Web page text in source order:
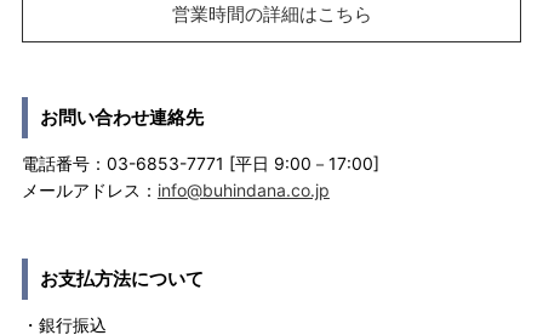
営業時間の詳細はこちら
お問い合わせ連絡先
電話番号：03-6853-7771 [平日 9:00－17:00]
メールアドレス： info@buhindana.co.jp
お支払方法について
・銀行振込